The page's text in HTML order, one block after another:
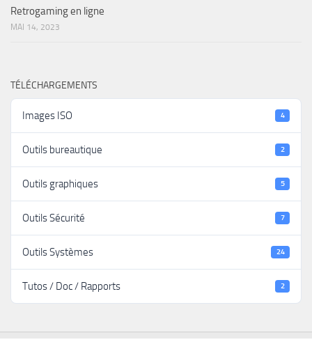
Retrogaming en ligne
MAI 14, 2023
TÉLÉCHARGEMENTS
Images ISO 4
Outils bureautique 2
Outils graphiques 5
Outils Sécurité 7
Outils Systèmes 24
Tutos / Doc / Rapports 2